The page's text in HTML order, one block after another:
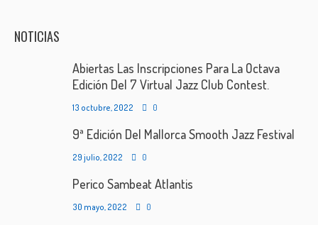
NOTICIAS
Abiertas Las Inscripciones Para La Octava
Edición Del 7 Virtual Jazz Club Contest.
13 octubre, 2022 0
9ª Edición Del Mallorca Smooth Jazz Festival
29 julio, 2022 0
Perico Sambeat Atlantis
30 mayo, 2022 0